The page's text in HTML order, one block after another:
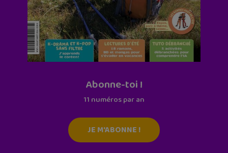
Abonne-toi !
11 numéros par an
JE M'ABONNE !